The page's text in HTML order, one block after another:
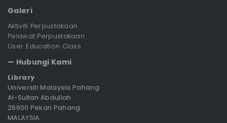
Galeri
Aktiviti Perpustakaan
Pelawat Perpustakaan
User Education Class
— Hubungi Kami
Library
Universiti Malaysia Pahang
Al-Sultan Abdullah
26600 Pekan Pahang
MALAYSIA